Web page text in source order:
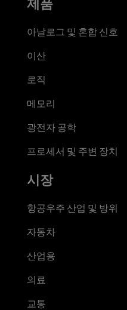
제품
아날로그 및 혼합 신호
이산
로직
메모리
광전자 공학
프로세서 및 주변 장치
시장
항공우주 산업 및 방위
자동차
산업용
의료
교통